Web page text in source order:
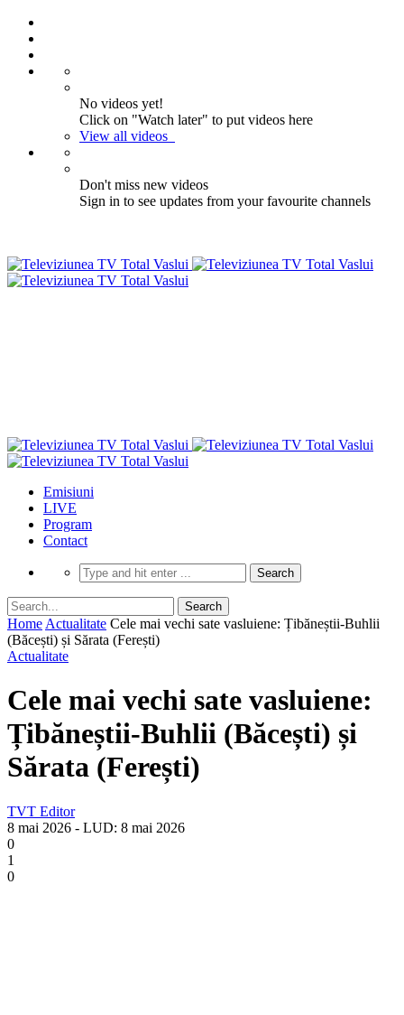
No videos yet!
Click on "Watch later" to put videos here
View all videos
Don't miss new videos
Sign in to see updates from your favourite channels
Emisiuni
LIVE
Program
Contact
Home Actualitate Cele mai vechi sate vasluiene: Țibăneștii-Buhlii
(Băcești) și Sărata (Ferești)
Actualitate
Cele mai vechi sate vasluiene:
Țibăneștii-Buhlii (Băcești) și
Sărata (Ferești)
TVT Editor
8 mai 2026 - LUD: 8 mai 2026
0
1
0